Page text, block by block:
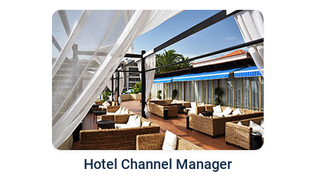
Hotel Channel Manager